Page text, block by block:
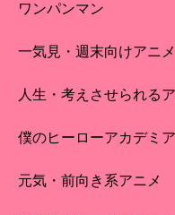
ワンパンマン
一気見・週末向けアニメ
人生・考えさせられる
僕のヒーローアカデミア
元気・前向き系アニメ